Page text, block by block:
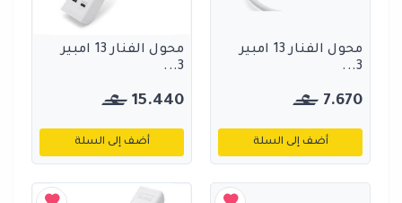
محول الفنار 13 امبير
3...
7.670
أضف إلى السلة
محول الفنار 13 امبير
3...
15.440
أضف إلى السلة